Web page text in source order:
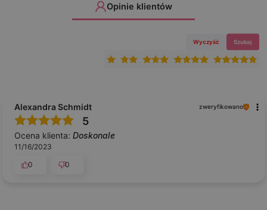
Opinie klientów
Wyczyść Szukaj
Alexandra Schmidt zweryfikowano
5
Ocena klienta: Doskonale
11/16/2023
0
0